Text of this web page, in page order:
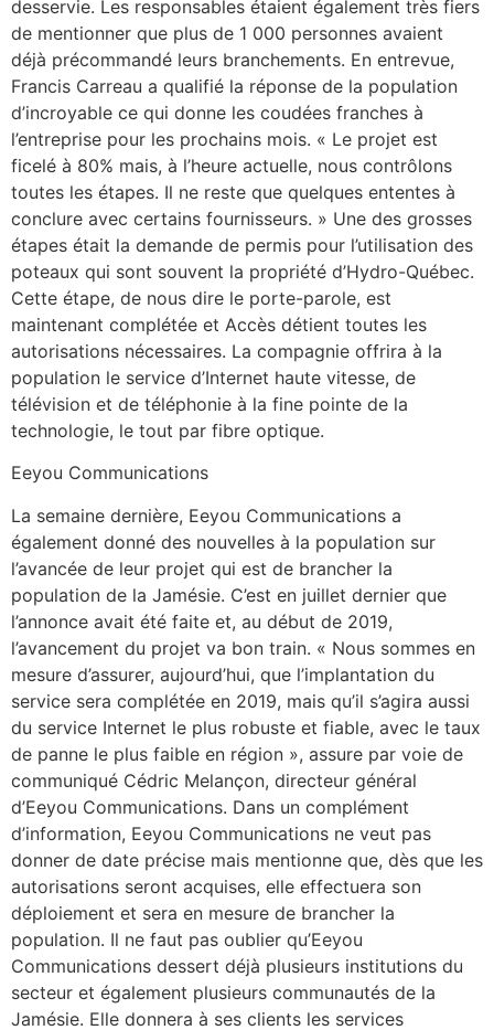
desservie. Les responsables étaient également très fiers
de mentionner que plus de 1 000 personnes avaient
déjà précommandé leurs branchements. En entrevue,
Francis Carreau a qualifié la réponse de la population
d’incroyable ce qui donne les coudées franches à
l’entreprise pour les prochains mois. « Le projet est
ficelé à 80% mais, à l’heure actuelle, nous contrôlons
toutes les étapes. Il ne reste que quelques ententes à
conclure avec certains fournisseurs. » Une des grosses
étapes était la demande de permis pour l’utilisation des
poteaux qui sont souvent la propriété d’Hydro-Québec.
Cette étape, de nous dire le porte-parole, est
maintenant complétée et Accès détient toutes les
autorisations nécessaires. La compagnie offrira à la
population le service d’Internet haute vitesse, de
télévision et de téléphonie à la fine pointe de la
technologie, le tout par fibre optique.
Eeyou Communications
La semaine dernière, Eeyou Communications a
également donné des nouvelles à la population sur
l’avancée de leur projet qui est de brancher la
population de la Jamésie. C’est en juillet dernier que
l’annonce avait été faite et, au début de 2019,
l’avancement du projet va bon train. « Nous sommes en
mesure d’assurer, aujourd’hui, que l’implantation du
service sera complétée en 2019, mais qu’il s’agira aussi
du service Internet le plus robuste et fiable, avec le taux
de panne le plus faible en région », assure par voie de
communiqué Cédric Melançon, directeur général
d’Eeyou Communications. Dans un complément
d’information, Eeyou Communications ne veut pas
donner de date précise mais mentionne que, dès que les
autorisations seront acquises, elle effectuera son
déploiement et sera en mesure de brancher la
population. Il ne faut pas oublier qu’Eeyou
Communications dessert déjà plusieurs institutions du
secteur et également plusieurs communautés de la
Jamésie. Elle donnera à ses clients les services